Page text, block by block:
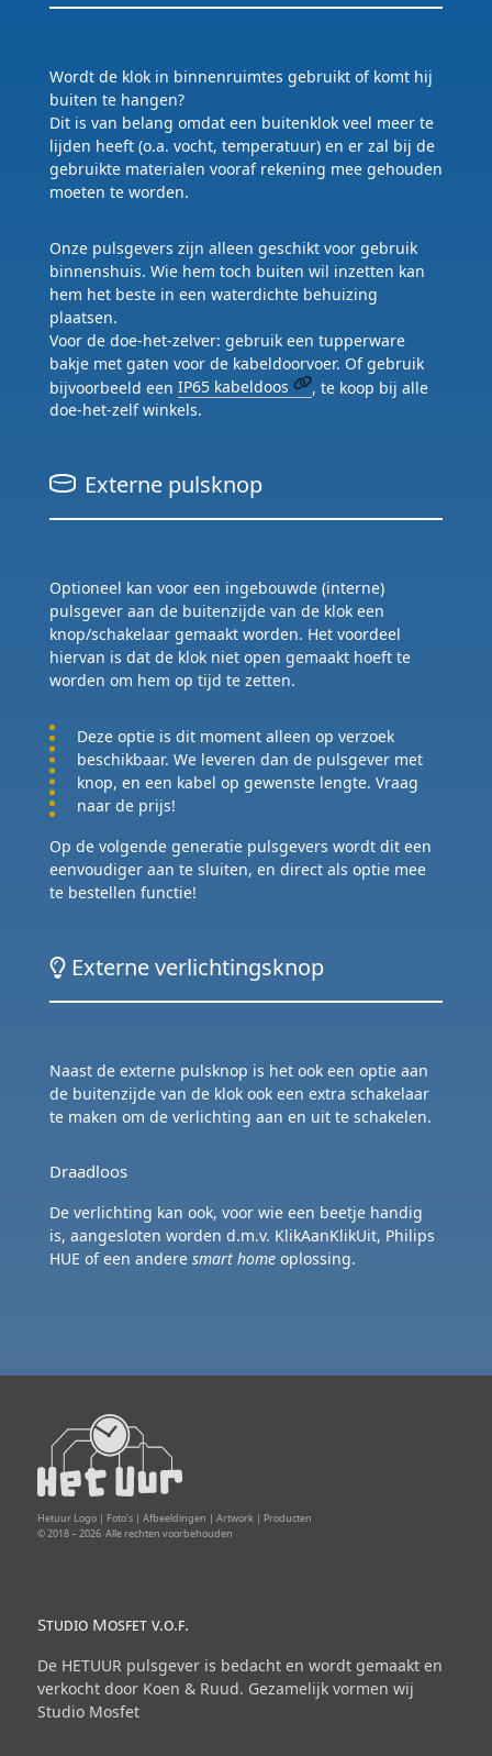
Wordt de klok in binnenruimtes gebruikt of komt hij
buiten te hangen?
Dit is van belang omdat een buitenklok veel meer te
lijden heeft (o.a. vocht, temperatuur) en er zal bij de
gebruikte materialen vooraf rekening mee gehouden
moeten te worden.
Onze pulsgevers zijn alleen geschikt voor gebruik
binnenshuis. Wie hem toch buiten wil inzetten kan
hem het beste in een waterdichte behuizing
plaatsen.
Voor de doe-het-zelver: gebruik een tupperware
bakje met gaten voor de kabeldoorvoer. Of gebruik
bijvoorbeeld een IP65 kabeldoos
, te koop bij alle
doe-het-zelf winkels.
Externe pulsknop
Optioneel kan voor een ingebouwde (interne)
pulsgever aan de buitenzijde van de klok een
knop/schakelaar gemaakt worden. Het voordeel
hiervan is dat de klok niet open gemaakt hoeft te
worden om hem op tijd te zetten.
Deze optie is dit moment alleen op verzoek
beschikbaar. We leveren dan de pulsgever met
knop, en een kabel op gewenste lengte. Vraag
naar de prijs!
Op de volgende generatie pulsgevers wordt dit een
eenvoudiger aan te sluiten, en direct als optie mee
te bestellen functie!
Externe verlichtingsknop
Naast de externe pulsknop is het ook een optie aan
de buitenzijde van de klok ook een extra schakelaar
te maken om de verlichting aan en uit te schakelen.
Draadloos
De verlichting kan ook, voor wie een beetje handig
is, aangesloten worden d.m.v. KlikAanKlikUit, Philips
HUE of een andere smart homeoplossing.
Hetuur Logo | Foto’s | Afbeeldingen | Artwork | Producten
© 2018 – 2026Alle rechten voorbehouden
Studio Mosfet v.o.f.
De HETUUR pulsgever is bedacht en wordt gemaakt en
verkocht door Koen & Ruud. Gezamelijk vormen wij
Studio Mosfet